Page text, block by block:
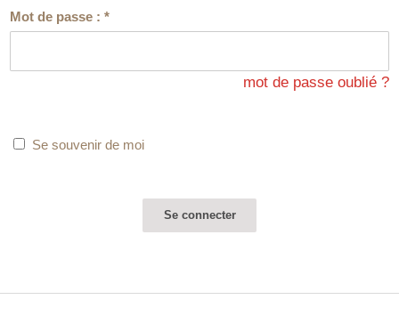
Mot de passe :*
mot de passe oublié ?
Se souvenir de moi